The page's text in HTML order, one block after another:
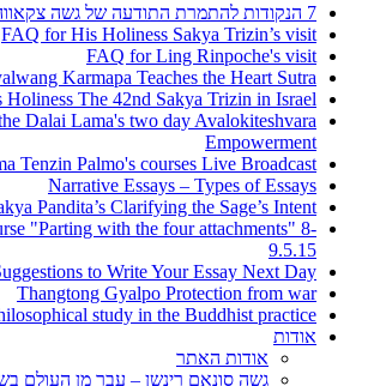
7 הנקודות להתמרת התודעה של גשה צקאווה
FAQ for His Holiness Sakya Trizin’s visit
FAQ for Ling Rinpoche's visit
Karmapa Teaches the Heart Sutra
Holiness The 42nd Sakya Trizin in Israel
Dalai Lama's two day Avalokiteshvara
Empowerment
Tenzin Palmo's courses Live Broadcast
Narrative Essays – Types of Essays
Pandita’s Clarifying the Sage’s Intent
"Parting with the four attachments" 8-
9.5.15
to Write Your Essay Next Day
Thangtong Gyalpo Protection from war
study in the Buddhist practice
אודות
אודות האתר
גשה סונאם רינשן – עבר מן העולם בשבת